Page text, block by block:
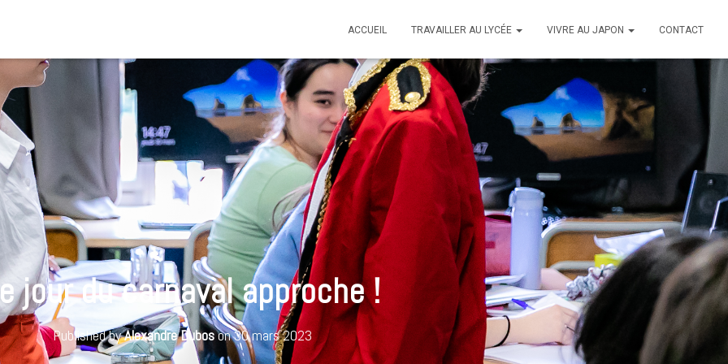
ACCUEIL TRAVAILLER AU LYCÉE VIVRE AU JAPON CONTACT
jour du carnaval approche !
Published byAlexandre Duboson30 mars 2023